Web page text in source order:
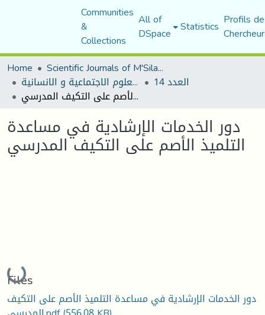
Communities
&
Collections
All of
DSpace Statistics Profils
Home
Scientific Journals of M'Sila University
مجلة العلوم الاجتماعية و الانسانية العدد 14
دور الخدمات الإرشادية في مساعدة التلميذ الأصم على التكيف المدرسي
دور الخدمات الإرشادية في مساعدة
التلميذ الأصم على التكيف المدرسي
Loading...
Files
دور الخدمات الإرشادية في مساعدة التلميذ الأصم على التكيف